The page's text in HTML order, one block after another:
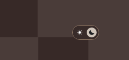
淺色模式
深色模式